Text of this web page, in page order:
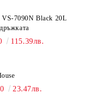
7090N Black 20L
115.39лв.
23.47лв.